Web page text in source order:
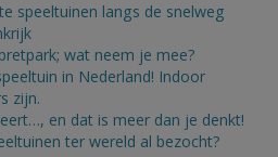
speeltuinen langs de snelweg
wat neem je mee?
in Nederland! Indoor
zijn.
en dat is meer dan je denkt!
ter wereld al bezocht?